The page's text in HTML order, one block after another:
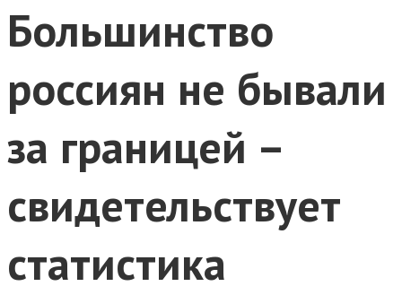
Большинство
россиян не бывали
за границей –
свидетельствует
статистика